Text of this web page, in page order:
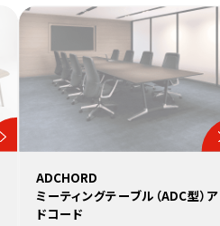
ADCHORD
ミーティングテーブル（ADC型）ア
ドコード